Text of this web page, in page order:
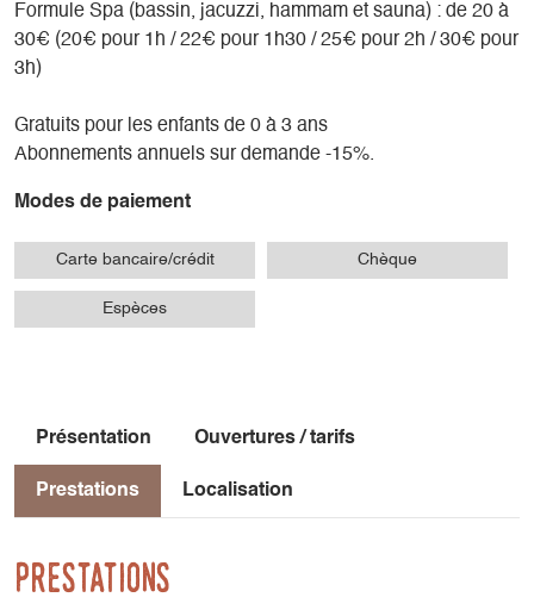
Formule Spa (bassin, jacuzzi, hammam et sauna) : de 20 à
30€ (20€ pour 1h / 22€ pour 1h30 / 25€ pour 2h / 30€ pour
3h)
Gratuits pour les enfants de 0 à 3 ans
Abonnements annuels sur demande -15%.
Modes de paiement
Carte bancaire/crédit Chèque
Espèces
Présentation Ouvertures / tarifs
Prestations Localisation
Prestations